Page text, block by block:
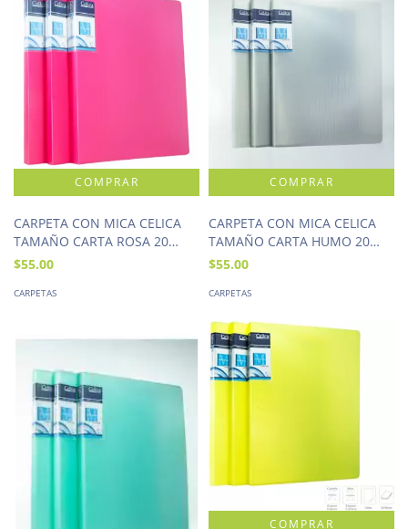
CARPETA CON MICA CELICA
TAMAÑO CARTA ROSA 20
HOJAS
$55.00
CARPETAS
CARPETA CON MICA CELICA
TAMAÑO CARTA HUMO 20
HOJAS
$55.00
CARPETAS